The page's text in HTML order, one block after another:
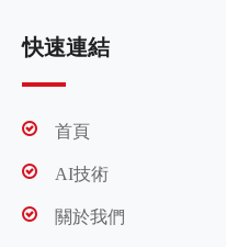
快速連結
首頁
AI技術
關於我們